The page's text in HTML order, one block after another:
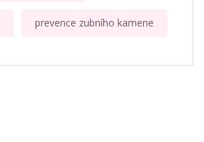
prevence zubního kamene